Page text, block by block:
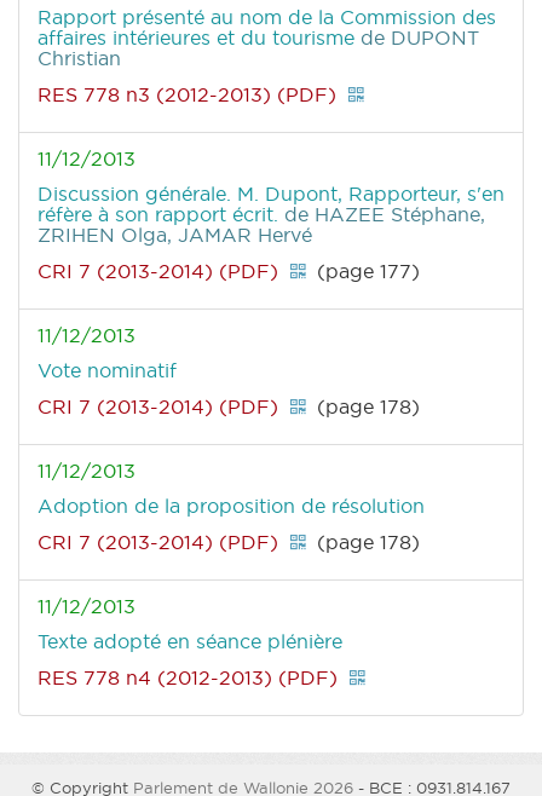
Rapport présenté au nom de la Commission des
affaires intérieures et du tourisme de DUPONT
Christian
RES 778 n3 (2012-2013) (PDF)
11/12/2013
Discussion générale. M. Dupont, Rapporteur, s'en
réfère à son rapport écrit. de HAZEE Stéphane,
ZRIHEN Olga, JAMAR Hervé
CRI 7 (2013-2014) (PDF)
(page 177)
11/12/2013
Vote nominatif
CRI 7 (2013-2014) (PDF)
(page 178)
11/12/2013
Adoption de la proposition de résolution
CRI 7 (2013-2014) (PDF)
(page 178)
11/12/2013
Texte adopté en séance plénière
RES 778 n4 (2012-2013) (PDF)
© Copyright Parlement de Wallonie 2026 - BCE : 0931.814.167